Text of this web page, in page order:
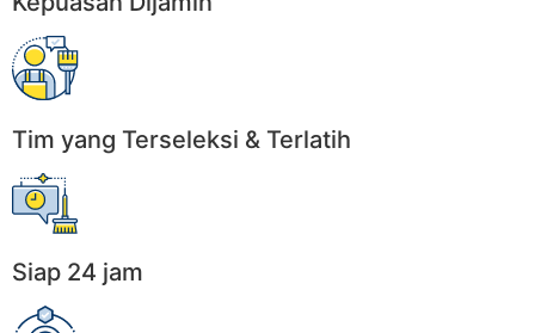
Tim yang Terseleksi & Terlatih
Siap 24 jam